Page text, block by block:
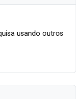
usando outros